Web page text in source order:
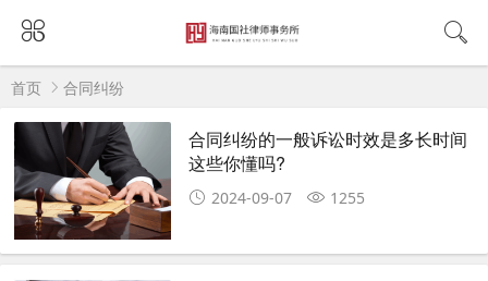
首页 合同纠纷
合同纠纷的一般诉讼时效是多长时间
这些你懂吗?
2024-09-07 1255